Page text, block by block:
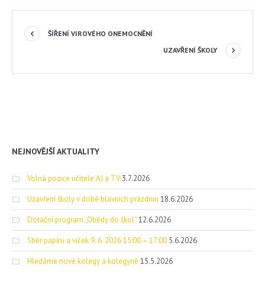
ŠÍŘENÍ VIROVÉHO ONEMOCNĚNÍ
UZAVŘENÍ ŠKOLY
NEJNOVĚJŠÍ AKTUALITY
Volná pozice učitele AJ a TV 3.7.2026
Uzavření školy v době hlavních prázdnin 18.6.2026
Dotační program „Obědy do škol“12.6.2026
Sběr papíru a víček 9. 6. 2026 15:00 – 17:00 5.6.2026
Hledáme nové kolegy a kolegyně 15.5.2026